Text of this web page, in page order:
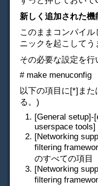
新しく追加された機
このままコンパイ
ニックを起こしてう
その必要な設定を
# make menuconfig
以下の項目に[*]ま
る。)
[General setup]-
userspace tools]
[Networking
filtering
のすべての項目
[Networking
filtering